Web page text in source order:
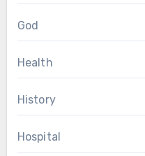
God
Health
History
Hospital